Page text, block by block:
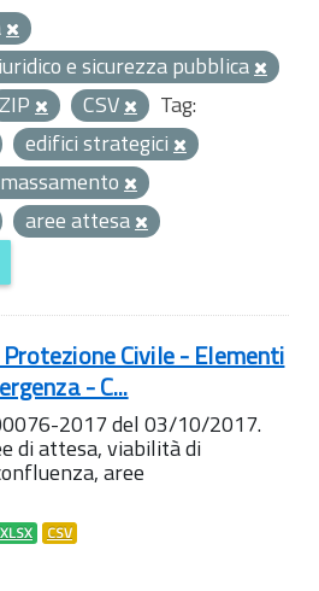
e sicurezza pubblica
ZIP CSV
Tag:
edifici strategici
aree attesa
Civile - Elementi
- C...
2017 del 03/10/2017.
di attesa, viabilità di
aree
CSV